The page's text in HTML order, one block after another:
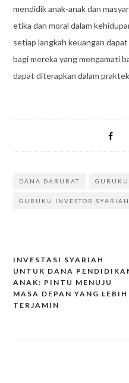
mendidik anak-anak dan
etika dan moral dalam
setiap langkah keuangan
bagi mereka yang mengamati
dapat diterapkan dalam
DANA DARURAT
GURUKU INVESTOR SYARIAH
Post
navigation
INVESTASI SYARIAH
UNTUK DANA
ANAK: PINTU MENUJU
MASA DEPAN YANG LEBIH
TERJAMIN